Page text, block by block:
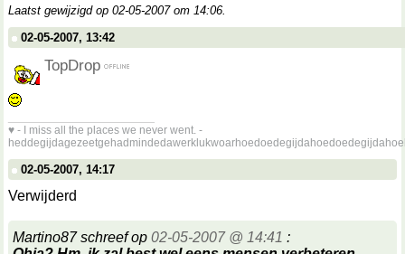
Laatst gewijzigd op 02-05-2007 om 14:06.
02-05-2007, 13:42
TopDrop
♥ - I miss all the places we never went. -
02-05-2007, 14:17
Verwijderd
Martino87 schreef op 02-05-2007 @ 14:41 :